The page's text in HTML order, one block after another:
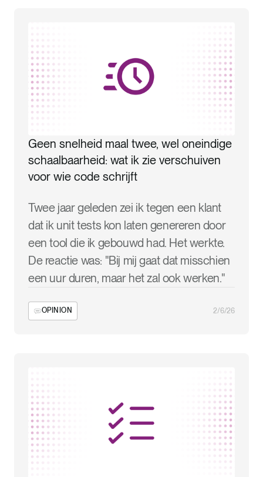
Geen snelheid maal twee, wel oneindige
schaalbaarheid: wat ik zie verschuiven
voor wie code schrijft
Twee jaar geleden zei ik tegen een klant
dat ik unit tests kon laten genereren door
een tool die ik gebouwd had. Het werkte.
De reactie was: "Bij mij gaat dat misschien
een uur duren, maar het zal ook werken."
OPINION 2/6/26